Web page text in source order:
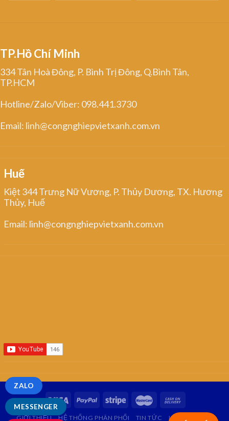
TP.Hồ Chí Minh
334 Tân Hoà Đông, P. Bình Trị Đông, Q.Bình Tân,
TP.HCM
Hotline/Zalo/Viber: 098.441.3730
Email: linh@congnghiepvietxanh.com.vn
Huế
Kiệt 344 Trưng Nữ Vương, P. Thủy Dương, TX. Hương
Thủy, Huế
Email: linh@congnghiepvietxanh.com.vn
GIỚI THIỆU HỆ THỐNG PHÂN PHỐI TIN TỨC LIÊN HỆ
MESSENGER
ZALO